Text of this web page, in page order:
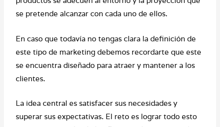
se pretende alcanzar con cada uno de ellos.
En caso que todavía no tengas clara la definición de
este tipo de marketing debemos recordarte que este
se encuentra diseñado para atraer y mantener a los
clientes.
La idea central es satisfacer sus necesidades y
superar sus expectativas. El reto es lograr todo esto